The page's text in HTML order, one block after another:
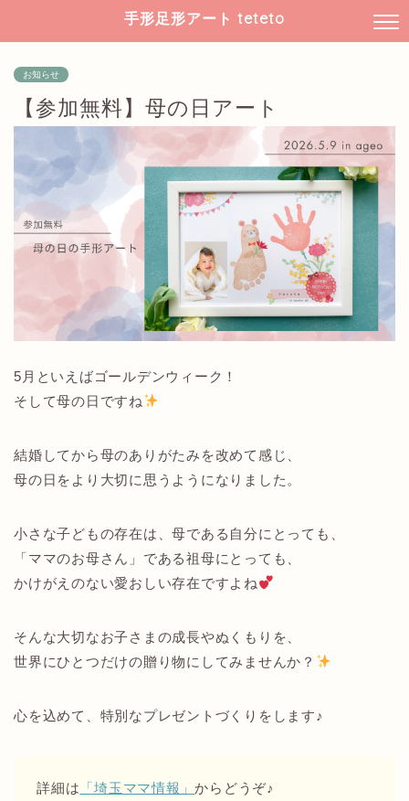
手形足形アート teteto
お知らせ
【参加無料】母の日アート
5月といえばゴールデンウィーク！
そして母の日ですね
結婚してから母のありがたみを改めて感じ、
母の日をより大切に思うようになりました。
小さな子どもの存在は、母である自分にとっても、
「ママのお母さん」である祖母にとっても、
かけがえのない愛おしい存在ですよね
そんな大切なお子さまの成長やぬくもりを、
世界にひとつだけの贈り物にしてみませんか？
心を込めて、特別なプレゼントづくりをします♪
詳細は 「埼玉ママ情報」からどうぞ♪